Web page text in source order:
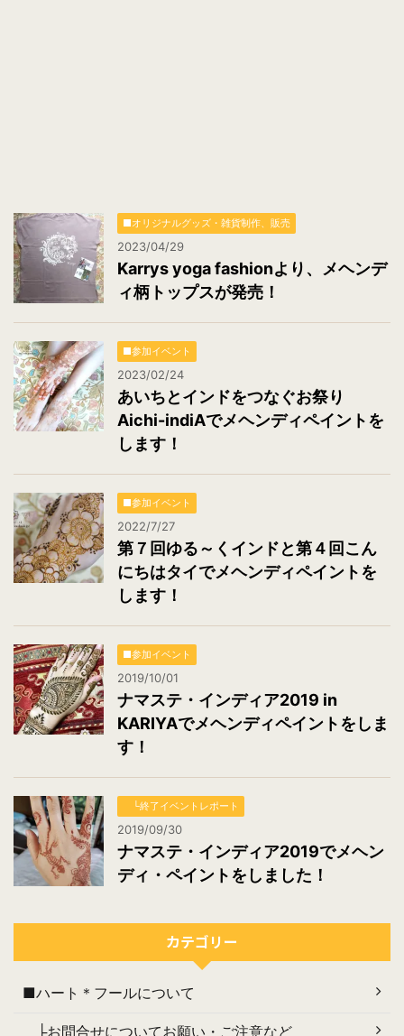
■オリジナルグッズ・雑貨制作、販売
2023/04/29
Karrys yoga fashionより、メヘンデ
ィ柄トップスが発売！
■参加イベント
2023/02/24
あいちとインドをつなぐお祭り
Aichi-indiAでメヘンディペイントを
します！
■参加イベント
2022/7/27
第７回ゆる～くインドと第４回こん
にちはタイでメヘンディペイントを
します！
■参加イベント
2019/10/01
ナマステ・インディア2019 in
KARIYAでメヘンディペイントをしま
す！
└終了イベントレポート
2019/09/30
ナマステ・インディア2019でメヘン
ディ・ペイントをしました！
カテゴリー
■ハート＊フールについて
├お問合せについてお願い・ご注意など